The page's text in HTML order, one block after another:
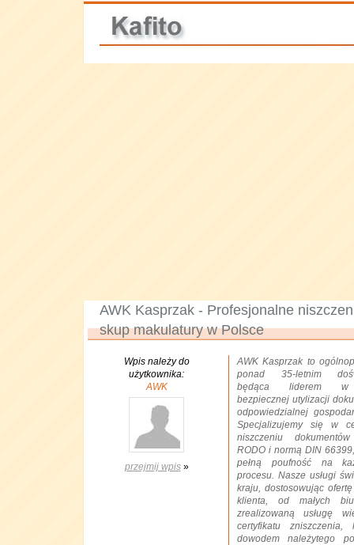
AWK Kasprzak - Profesjonalne
skup makulatury w Polsce
Wpis należy do
użytkownika:
AWK
przejmij wpis»
AWK Kasprzak to
ponad 35-letnim
będąca liderem w
bezpiecznej utylizacji
odpowiedzialnej
Specjalizujemy się w
niszczeniu
RODO i normą DIN
pełną poufność na
procesu. Nasze usługi
kraju, dostosowując
klienta, od małych
zrealizowaną usługę
certyfikatu
dowodem należytego